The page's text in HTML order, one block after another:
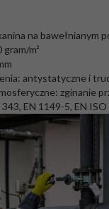
na bawełnianym
m²
antystatyczne i
zginanie
343, EN 1149-5, EN